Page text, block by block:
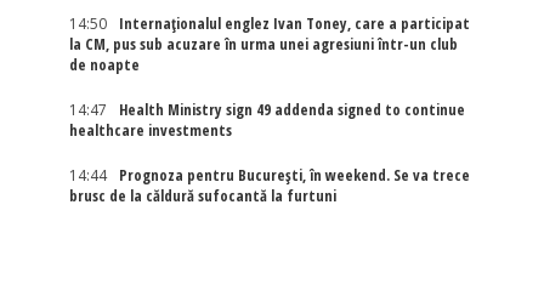
14:50
Internaţionalul englez Ivan Toney, care a participat
la CM, pus sub acuzare în urma unei agresiuni într-un club
de noapte
14:47
Health Ministry sign 49 addenda signed to continue
healthcare investments
14:44
Prognoza pentru București, în weekend. Se va trece
brusc de la căldură sufocantă la furtuni